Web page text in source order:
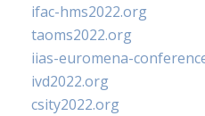
ifac-hms2022.org
taoms2022.org
iias-euromena-
ivd2022.org
csity2022.org